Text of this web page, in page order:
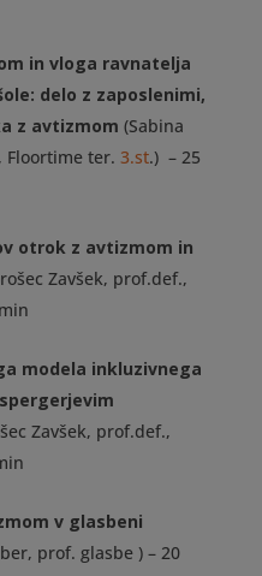
in vloga ravnatelja
delo z zaposlenimi,
z avtizmom (Sabina
Floortime ter. 3.st.) – 25
otrok z avtizmom in
Zavšek, prof.def.,
modela inkluzivnega
Zavšek, prof.def.,
v glasbeni
prof. glasbe ) – 20